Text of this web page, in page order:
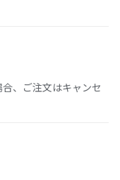
、ご注文はキャンセ